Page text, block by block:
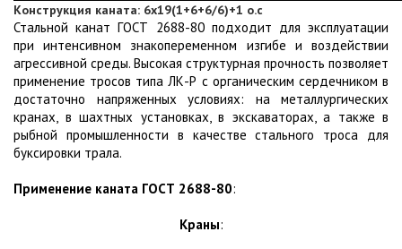
Конструкция каната: 6х19(1+6+6/6)+1 о.с
Стальной канат ГОСТ 2688-80 подходит для эксплуатации
при интенсивном знакопеременном изгибе и воздействии
агрессивной среды. Высокая структурная прочность позволяет
применение тросов типа ЛК-Р с органическим сердечником в
достаточно напряженных условиях: на металлургических
кранах, в шахтных установках, в экскаваторах, а также в
рыбной промышленности в качестве стального троса для
буксировки трала.
Применение каната ГОСТ 2688-80:
Краны: